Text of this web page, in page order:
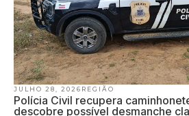
JULHO 28, 2026 REGIÃO
Polícia Civil recupera
descobre possível desmanche